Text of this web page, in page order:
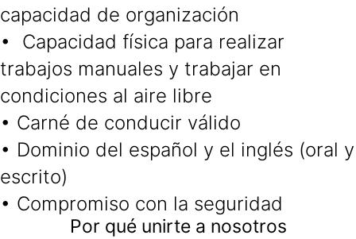
capacidad de organización
• Capacidad física para realizar
trabajos manuales y trabajar en
condiciones al aire libre
• Carné de conducir válido
• Dominio del español y el inglés (oral y
escrito)
• Compromiso con la seguridad
Por qué unirte a nosotros